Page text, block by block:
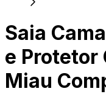
Saia
e Protetor
Miau